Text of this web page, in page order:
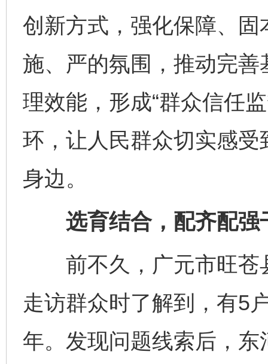
创新方式，强化保障、
施、严的氛围，推动完
理效能，形成“群众信任
环，让人民群众切实感
身边。
选育结合，配齐配强
前不久，广元市旺苍
走访群众时了解到，有5
年。发现问题线索后，